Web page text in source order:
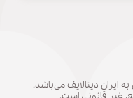
دیتالایف می‌باشد.